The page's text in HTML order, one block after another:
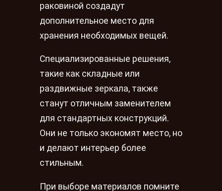
раковиной создадут
дополнительное место для
хранения необходимых вещей.
Специализированные решения,
такие как складные или
раздвижные зеркала, также
станут отличным заменителем
для стандартных конструкций.
Они не только экономят место, но
и делают интерьер более
стильным.
При выборе материалов помните